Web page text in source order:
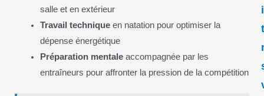
salle et en extérieur
Travail technique en natation pour optimiser la
dépense énergétique
Préparation mentale accompagnée par les
entraîneurs pour affronter la pression de la compétition